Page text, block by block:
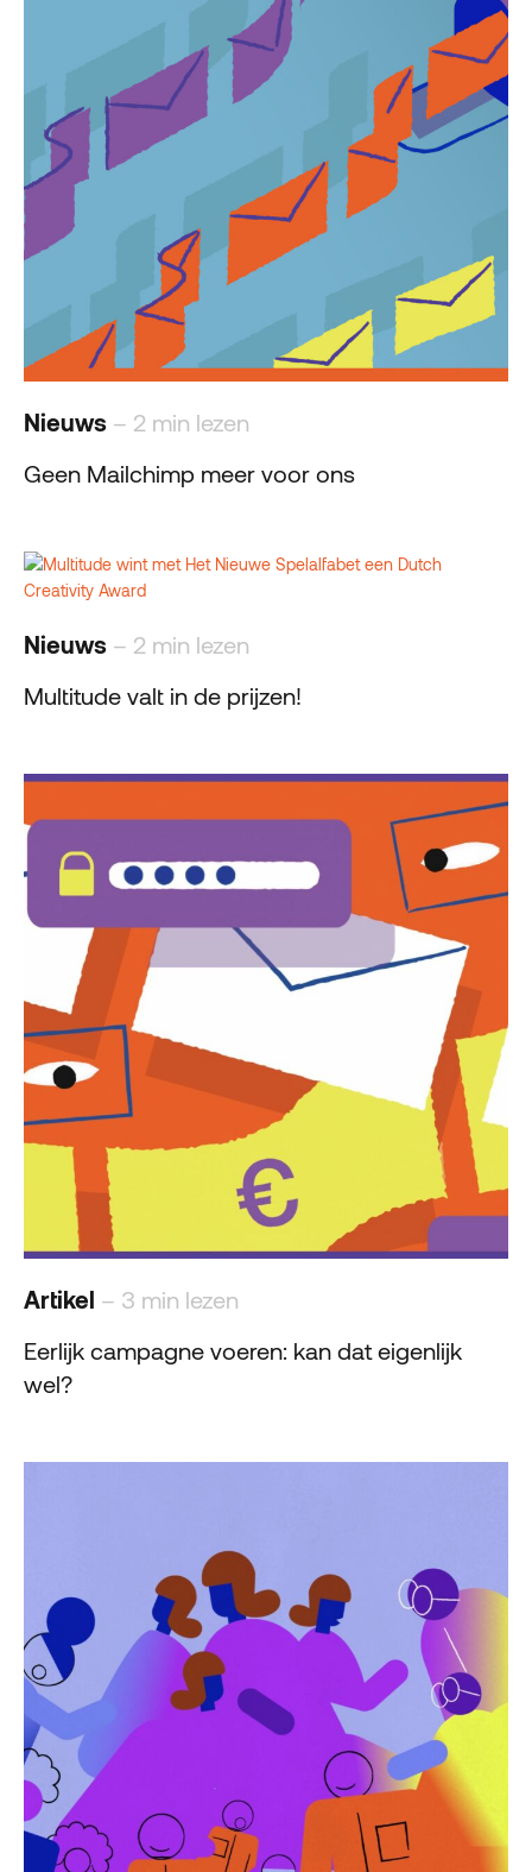
Nieuws – 2 min lezen
Geen Mailchimp meer voor ons
Nieuws – 2 min lezen
Multitude valt in de prijzen!
Artikel – 3 min lezen
Eerlijk campagne voeren: kan dat eigenlijk
wel?